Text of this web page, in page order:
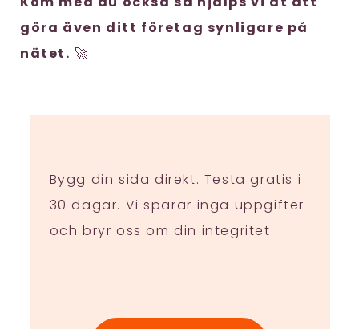
göra även ditt företag synligare på
nätet. 🚀
Bygg din sida direkt. Testa gratis i
30 dagar. Vi sparar inga uppgifter
och bryr oss om din integritet